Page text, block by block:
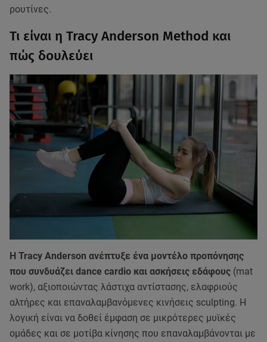
ρουτίνες.
Τι είναι η Tracy Anderson Method και
πώς δουλεύει
Η Tracy Anderson ανέπτυξε ένα μοντέλο προπόνησης
που συνδυάζει dance cardio και ασκήσεις εδάφους (mat
work), αξιοποιώντας λάστιχα αντίστασης, ελαφριούς
αλτήρες και επαναλαμβανόμενες κινήσεις sculpting. Η
λογική είναι να δοθεί έμφαση σε μικρότερες μυϊκές
ομάδες και σε μοτίβα κίνησης που επαναλαμβάνονται με